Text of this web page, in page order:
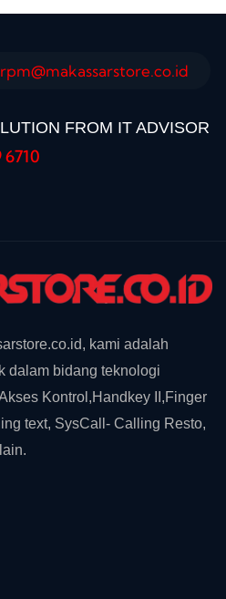
FROM IT ADVISOR
6710
kami adalah
dalam bidang teknologi
Kontrol,Handkey II,Finger
text, SysCall- Calling Resto,